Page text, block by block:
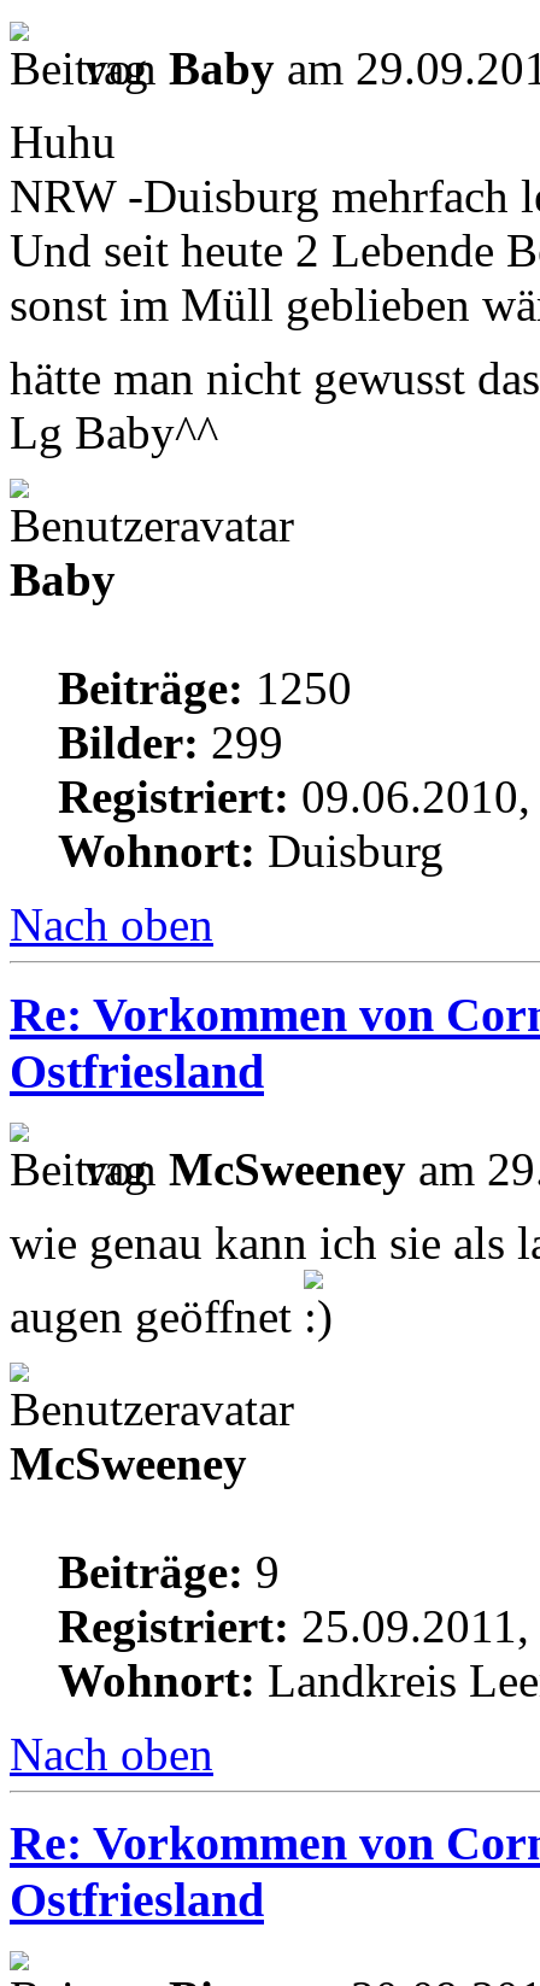
von Baby am
Huhu
NRW -Duisburg mehrfach
Und seit heute 2 Lebende
sonst im Müll geblieben
hätte man nicht gewusst
Lg Baby^^
Baby
Beiträge: 1250
Bilder: 299
Registriert:
Wohnort: Duisburg
Nach oben
Re: Vorkommen von
Ostfriesland
von McSweeney am
wie genau kann ich sie als
augen geöffnet
McSweeney
Beiträge: 9
Registriert:
Wohnort: Landkreis
Nach oben
Re: Vorkommen von
Ostfriesland